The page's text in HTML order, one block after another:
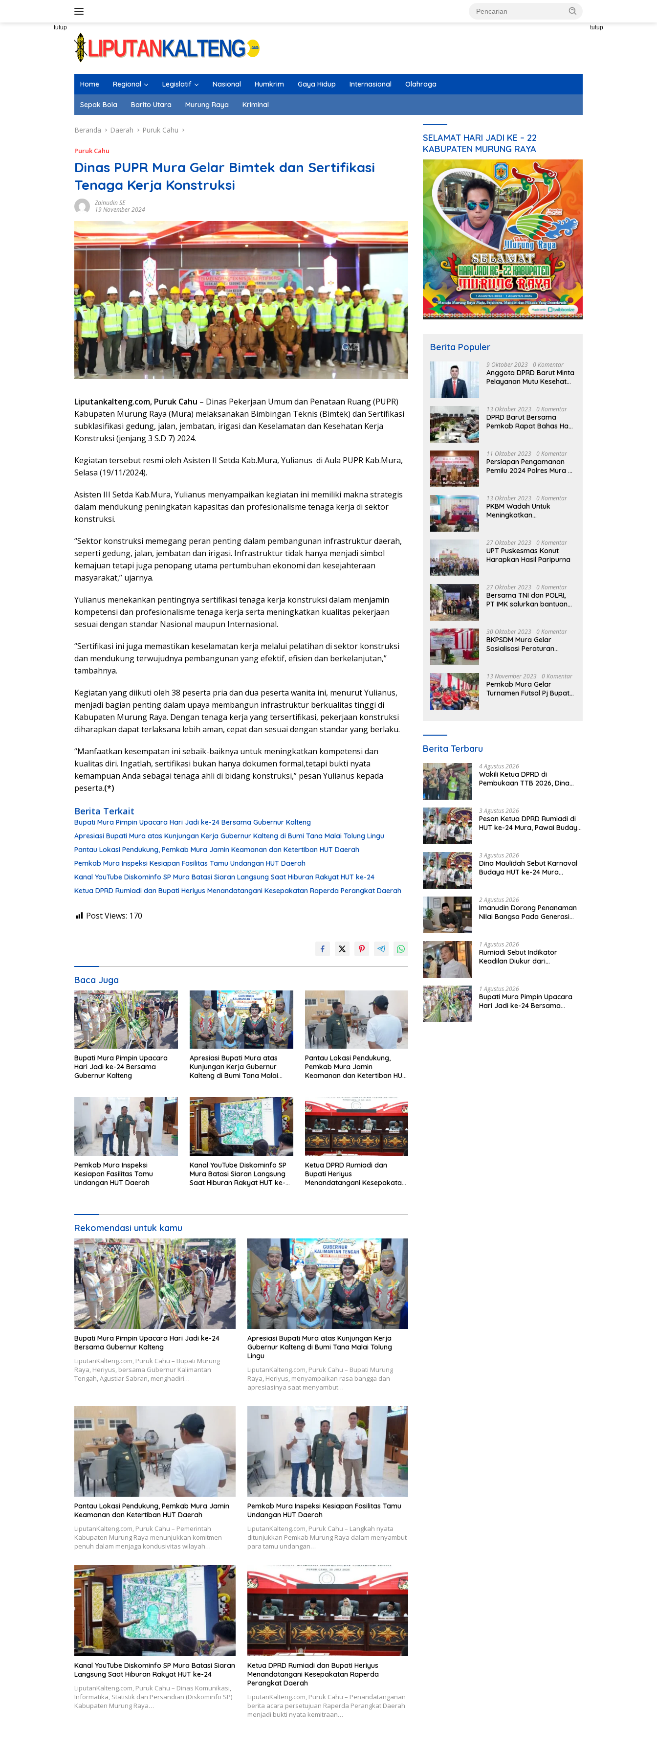
tutup tutup
Home Regional Legislatif Nasional Humkrim Gaya Hidup Internasional Olahraga
Sepak Bola Barito Utara Murung Raya Kriminal
Beranda Daerah Puruk Cahu
Puruk Cahu
Dinas PUPR Mura Gelar Bimtek dan Sertifikasi
Tenaga Kerja Konstruksi
Zainudin SE
19 November 2024
Liputankalteng.com, Puruk Cahu – Dinas Pekerjaan Umum dan Penataan Ruang (PUPR)
Kabupaten Murung Raya (Mura) melaksanakan Bimbingan Teknis (Bimtek) dan Sertifikasi
subklasifikasi gedung, jalan, jembatan, irigasi dan Keselamatan dan Kesehatan Kerja
Konstruksi (jenjang 3 S.D 7) 2024.
Kegiatan tersebut resmi oleh Asisten II Setda Kab.Mura, Yulianus di Aula PUPR Kab.Mura,
Selasa (19/11/2024).
Asisten III Setda Kab.Mura, Yulianus menyampaikan kegiatan ini memiliki makna strategis
dalam mendukung peningkatan kapasitas dan profesionalisme tenaga kerja di sektor
konstruksi.
“Sektor konstruksi memegang peran penting dalam pembangunan infrastruktur daerah,
seperti gedung, jalan, jembatan dan irigasi. Infrastruktur tidak hanya menjadi simbol
kemajuan tetapi juga penopang utama pertumbuhan ekonomi dan kesejahteraan
masyarakat,” ujarnya.
Yulianus menekankan pentingnya sertifikasi tenaga kerja konstruksi dalam menjamin
kompetensi dan profesionalisme tenaga kerja serta meningkatkan kualitas pekerjaan
sesuai dengan standar Nasional maupun Internasional.
“Sertifikasi ini juga memastikan keselamatan kerja melalui pelatihan di sektor konstruksi
dan mendukung terwujudnya pembangunan yang efektif, efisien dan berkelanjutan,”
tambahnya.
Kegiatan yang diikuti oleh 38 peserta pria dan dua peserta wanita ini, menurut Yulianus,
menjadi bagian penting dalam upaya membangun infrastruktur berkualitas tinggi di
Kabupaten Murung Raya. Dengan tenaga kerja yang tersertifikasi, pekerjaan konstruksi
diharapkan dapat terlaksana lebih aman, cepat dan sesuai dengan standar yang berlaku.
“Manfaatkan kesempatan ini sebaik-baiknya untuk meningkatkan kompetensi dan
kualitas diri. Ingatlah, sertifikasi bukan hanya dokumen formal,tetapi bukti nyata
kemampuan Anda sebagai tenaga ahli di bidang konstruksi,” pesan Yulianus kepada
peserta.(*)
Berita Terkait
Bupati Mura Pimpin Upacara Hari Jadi ke-24 Bersama Gubernur Kalteng
Apresiasi Bupati Mura atas Kunjungan Kerja Gubernur Kalteng di Bumi Tana Malai Tolung Lingu
Pantau Lokasi Pendukung, Pemkab Mura Jamin Keamanan dan Ketertiban HUT Daerah
Pemkab Mura Inspeksi Kesiapan Fasilitas Tamu Undangan HUT Daerah
Kanal YouTube Diskominfo SP Mura Batasi Siaran Langsung Saat Hiburan Rakyat HUT ke-24
Ketua DPRD Rumiadi dan Bupati Heriyus Menandatangani Kesepakatan Raperda Perangkat Daerah
Post Views: 170
Baca Juga
Bupati Mura Pimpin Upacara
Hari Jadi ke-24 Bersama
Gubernur Kalteng
Apresiasi Bupati Mura atas
Kunjungan Kerja Gubernur
Kalteng di Bumi Tana Malai
Pantau Lokasi Pendukung,
Pemkab Mura Jamin
Keamanan dan Ketertiban HUT
Pemkab Mura Inspeksi
Kesiapan Fasilitas Tamu
Undangan HUT Daerah
Kanal YouTube Diskominfo SP
Mura Batasi Siaran Langsung
Saat Hiburan Rakyat HUT ke-
Ketua DPRD Rumiadi dan
Bupati Heriyus
Menandatangani Kesepakatan
Rekomendasi untuk kamu
Bupati Mura Pimpin Upacara Hari Jadi ke-24
Bersama Gubernur Kalteng
LiputanKalteng.com, Puruk Cahu – Bupati Murung
Raya, Heriyus, bersama Gubernur Kalimantan
Tengah, Agustiar Sabran, menghadiri…
Apresiasi Bupati Mura atas Kunjungan Kerja
Gubernur Kalteng di Bumi Tana Malai Tolung
Lingu
LiputanKalteng.com, Puruk Cahu – Bupati Murung
Raya, Heriyus, menyampaikan rasa bangga dan
apresiasinya saat menyambut…
Pantau Lokasi Pendukung, Pemkab Mura Jamin
Keamanan dan Ketertiban HUT Daerah
LiputanKalteng.com, Puruk Cahu – Pemerintah
Kabupaten Murung Raya menunjukkan komitmen
penuh dalam menjaga kondusivitas wilayah…
Pemkab Mura Inspeksi Kesiapan Fasilitas Tamu
Undangan HUT Daerah
LiputanKalteng.com, Puruk Cahu – Langkah nyata
ditunjukkan Pemkab Murung Raya dalam menyambut
para tamu undangan…
Kanal YouTube Diskominfo SP Mura Batasi Siaran
Langsung Saat Hiburan Rakyat HUT ke-24
LiputanKalteng.com, Puruk Cahu – Dinas Komunikasi,
Informatika, Statistik dan Persandian (Diskominfo SP)
Kabupaten Murung Raya…
Ketua DPRD Rumiadi dan Bupati Heriyus
Menandatangani Kesepakatan Raperda
Perangkat Daerah
LiputanKalteng.com, Puruk Cahu – Penandatanganan
berita acara persetujuan Raperda Perangkat Daerah
menjadi bukti nyata kemitraan…
SELAMAT HARI JADI KE – 22
KABUPATEN MURUNG RAYA
Berita Populer
9 Oktober 2023 0 Komentar
Anggota DPRD Barut Minta
Pelayanan Mutu Kesehatan
13 Oktober 2023 0 Komentar
DPRD Barut Bersama
Pemkab Rapat Bahas Hasil
Perubahan 2023
11 Oktober 2023 0 Komentar
Persiapan Pengamanan
Pemilu 2024 Polres Mura
13 Oktober 2023 0 Komentar
PKBM Wadah Untuk
Meningkatkan
Dalam Bidang Ekonomi
27 Oktober 2023 0 Komentar
UPT Puskesmas Konut
Harapkan Hasil Paripurna
27 Oktober 2023 0 Komentar
Bersama TNI dan POLRI,
PT IMK salurkan bantuan
30 Oktober 2023 0 Komentar
BKPSDM Mura Gelar
Sosialisasi Peraturan
13 November 2023 0 Komentar
Pemkab Mura Gelar
Turnamen Futsal Pj Bupati
Berita Terbaru
4 Agustus 2026
Wakili Ketua DPRD di
Pembukaan TTB 2026, Dina
3 Agustus 2026
Pesan Ketua DPRD Rumiadi di
HUT ke-24 Mura, Pawai Budaya
3 Agustus 2026
Dina Maulidah Sebut Karnaval
Budaya HUT ke-24 Mura
2 Agustus 2026
Imanudin Dorong Penanaman
Nilai Bangsa Pada Generasi
1 Agustus 2026
Rumiadi Sebut Indikator
Keadilan Diukur dari
1 Agustus 2026
Bupati Mura Pimpin Upacara
Hari Jadi ke-24 Bersama